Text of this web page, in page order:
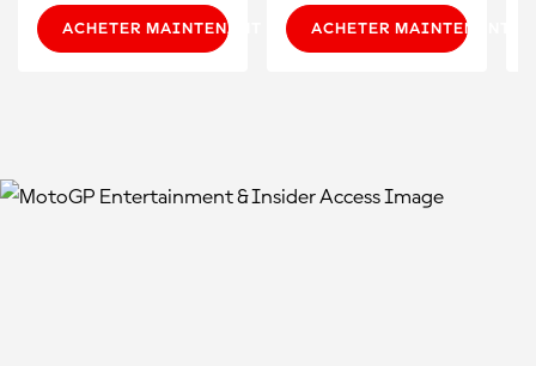
ACHETER MAINTENANT ACHETER MAINTENANT